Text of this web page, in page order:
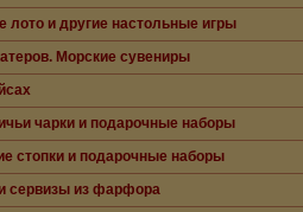
и другие настольные игры
Морские сувениры
чарки и подарочные наборы
стопки и подарочные наборы
сервизы из фарфора